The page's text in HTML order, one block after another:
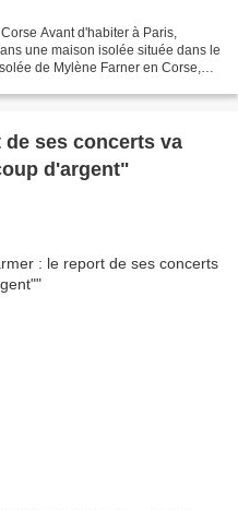
Avant d'habiter à Paris,
une maison isolée située dans le
de Mylène Farner en Corse,
de ses concerts va
d'argent"